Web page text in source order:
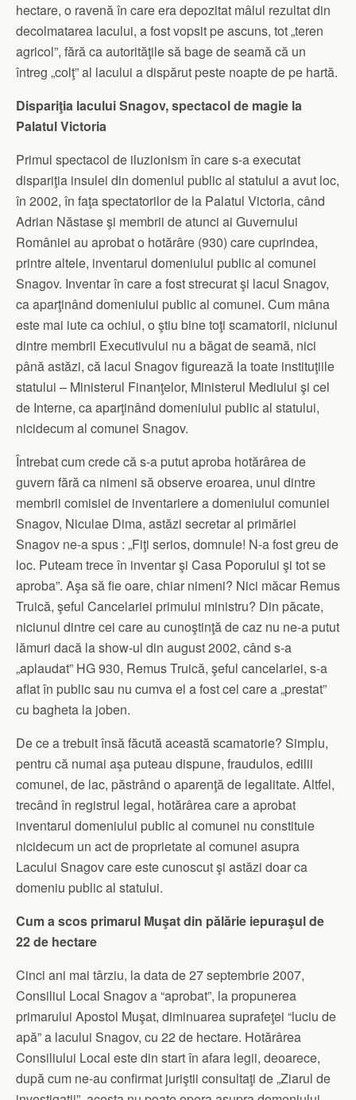
hectare, o ravenă în care era depozitat mâlul rezultat din
decolmatarea lacului, a fost vopsit pe ascuns, tot „teren
agricol”, fără ca autorităţile să bage de seamă că un
întreg „colţ” al lacului a dispărut peste noapte de pe hartă.
Dispariţia lacului Snagov, spectacol de magie la
Palatul Victoria
Primul spectacol de iluzionism în care s-a executat
dispariţia insulei din domeniul public al statului a avut loc,
în 2002, în faţa spectatorilor de la Palatul Victoria, când
Adrian Năstase şi membrii de atunci ai Guvernului
României au aprobat o hotărâre (930) care cuprindea,
printre altele, inventarul domeniului public al comunei
Snagov. Inventar în care a fost strecurat şi lacul Snagov,
ca aparţinând domeniului public al comunei. Cum mâna
este mai iute ca ochiul, o ştiu bine toţi scamatorii, niciunul
dintre membrii Executivului nu a băgat de seamă, nici
până astăzi, că lacul Snagov figurează la toate instituţiile
statului – Ministerul Finanţelor, Ministerul Mediului şi cel
de Interne, ca aparţinând domeniului public al statului,
nicidecum al comunei Snagov.
Întrebat cum crede că s-a putut aproba hotărârea de
guvern fără ca nimeni să observe eroarea, unul dintre
membrii comisiei de inventariere a domeniului comuniei
Snagov, Niculae Dima, astăzi secretar al primăriei
Snagov ne-a spus : „Fiţi serios, domnule! N-a fost greu de
loc. Puteam trece în inventar şi Casa Poporului şi tot se
aproba”. Aşa să fie oare, chiar nimeni? Nici măcar Remus
Truică, şeful Cancelariei primului ministru? Din păcate,
niciunul dintre cei care au cunoştinţă de caz nu ne-a putut
lămuri dacă la show-ul din august 2002, când s-a
„aplaudat” HG 930, Remus Truică, şeful cancelariei, s-a
aflat în public sau nu cumva el a fost cel care a „prestat”
cu bagheta la joben.
De ce a trebuit însă făcută această scamatorie? Simplu,
pentru că numai aşa puteau dispune, fraudulos, edilii
comunei, de lac, păstrând o aparenţă de legalitate. Altfel,
trecând în registrul legal, hotărârea care a aprobat
inventarul domeniului public al comunei nu constituie
nicidecum un act de proprietate al comunei asupra
Lacului Snagov care este cunoscut şi astăzi doar ca
domeniu public al statului.
Cum a scos primarul Muşat din pălărie iepuraşul de
22 de hectare
Cinci ani mai târziu, la data de 27 septembrie 2007,
Consiliul Local Snagov a “aprobat”, la propunerea
primarului Apostol Muşat, diminuarea suprafeţei “luciu de
apă” a lacului Snagov, cu 22 de hectare. Hotărârea
Consiliului Local este din start în afara legii, deoarece,
după cum ne-au confirmat juriştii consultaţi de „Ziarul de